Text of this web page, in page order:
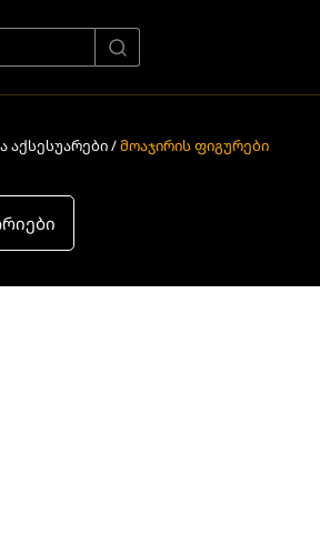
აქსესუარები /მოაჯირის ფიგურები